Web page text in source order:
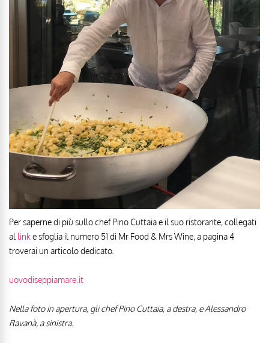
Per saperne di più sullo chef Pino Cuttaia e il suo ristorante, collegati
al linke sfoglia il numero 51 di Mr Food & Mrs Wine, a pagina 4
troverai un articolo dedicato.
uovodiseppiamare.it
Nella foto in apertura, gli chef Pino Cuttaia, a destra, e Alessandro
Ravanà, a sinistra.